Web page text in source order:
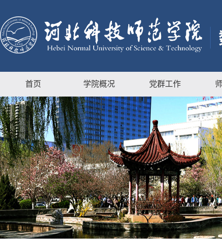
首页 学院概况 党群工作